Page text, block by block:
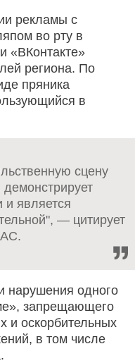
рекламы с
во рту в
«ВКонтакте»
региона. По
пряника
в
сцену
демонстрирует
является
— цитирует
нарушения одного
запрещающего
и оскорбительных
в том числе